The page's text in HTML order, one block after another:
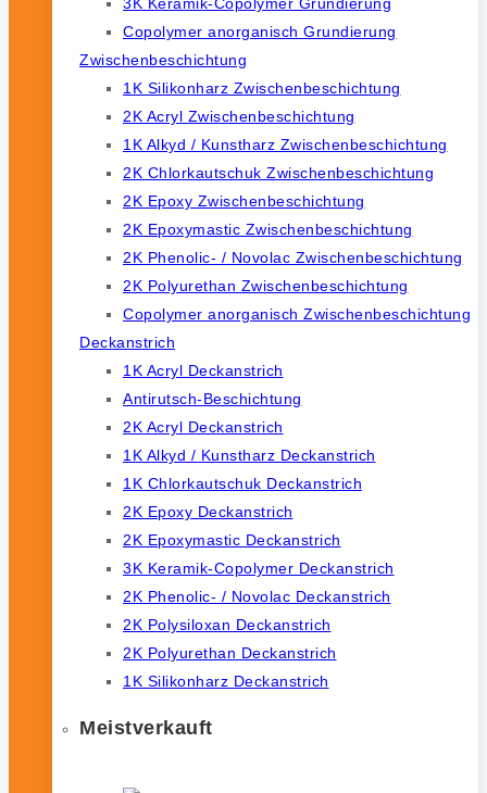
Copolymer anorganisch Grundierung
Zwischenbeschichtung
1K Silikonharz Zwischenbeschichtung
2K Acryl Zwischenbeschichtung
1K Alkyd / Kunstharz Zwischenbeschichtung
2K Chlorkautschuk Zwischenbeschichtung
2K Epoxy Zwischenbeschichtung
2K Epoxymastic Zwischenbeschichtung
2K Phenolic- / Novolac Zwischenbeschichtung
2K Polyurethan Zwischenbeschichtung
Copolymer anorganisch Zwischenbeschichtung
Deckanstrich
1K Acryl Deckanstrich
Antirutsch-Beschichtung
2K Acryl Deckanstrich
1K Alkyd / Kunstharz Deckanstrich
1K Chlorkautschuk Deckanstrich
2K Epoxy Deckanstrich
2K Epoxymastic Deckanstrich
3K Keramik-Copolymer Deckanstrich
2K Phenolic- / Novolac Deckanstrich
2K Polysiloxan Deckanstrich
2K Polyurethan Deckanstrich
1K Silikonharz Deckanstrich
Meistverkauft